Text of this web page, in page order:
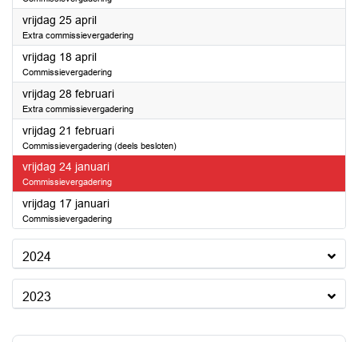
vrijdag 25 april2025
Extra commissievergadering
vrijdag 18 april2025
Commissievergadering
vrijdag 28 februari2025
Extra commissievergadering
vrijdag 21 februari2025
Commissievergadering (deels besloten)
vrijdag 24 januari2025
Commissievergadering
vrijdag 17 januari2025
Commissievergadering
2024
2023